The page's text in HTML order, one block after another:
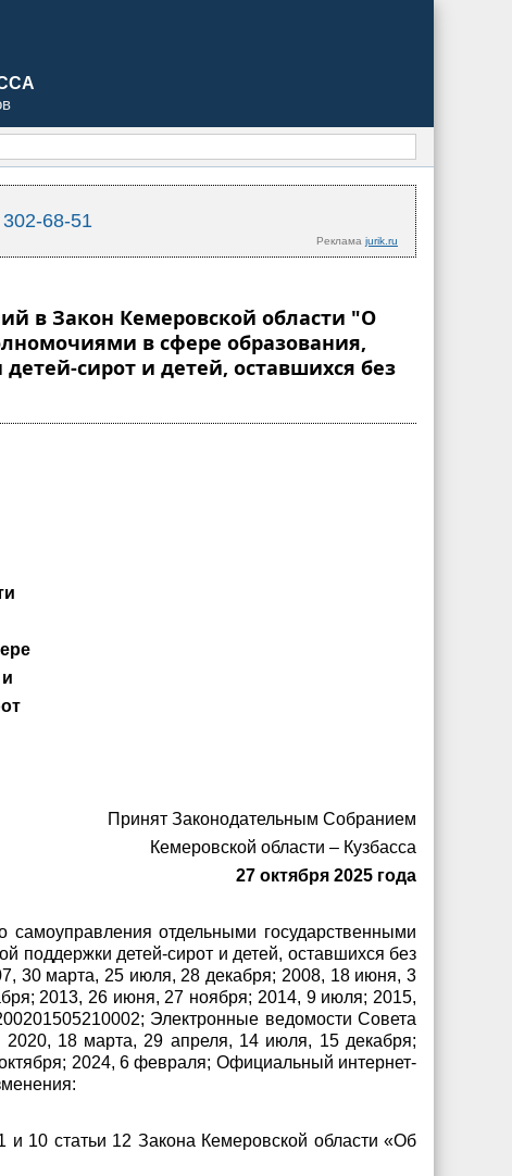
68-51
Реклама jurik.ru
в Закон Кемеровской области "О
в сфере образования,
сирот и детей, оставшихся без
Принят Законодательным Собранием
Кемеровской области – Кузбасса
27 октября 2025 года
отдельными государственными
поддержки детей-сирот и детей, оставшихся без
30 марта, 25 июля, 28 декабря; 2008, 18 июня, 3
2013, 26 июня, 27 ноября; 2014, 9 июля; 2015,
Электронные ведомости Совета
18 марта, 29 апреля, 14 июля, 15 декабря;
2024, 6 февраля; Официальный интернет-
и 10 статьи 12 Закона Кемеровской области «Об